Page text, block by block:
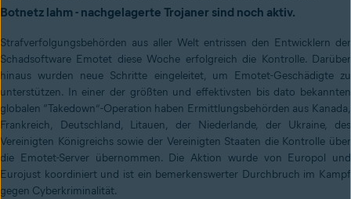
Botnetz lahm - nachgelagerte Trojaner sind noch aktiv.
Strafverfolgungsbehörden aus aller Welt entrissen den Entwicklern der
Schadsoftware Emotet diese Woche erfolgreich die Kontrolle. Darüber
hinaus wurden neue Schritte eingeleitet, um Emotet-Geschädigte zu
unterstützen. In einer der größten und effektivsten bis dato bekannten
globalen “Takedown”-Operation haben Ermittlungsbehörden aus Kanada,
Frankreich, Deutschland, Litauen, der Niederlande, der Ukraine, des
Vereinigten Königreichs sowie der Vereinigten Staaten die Kontrolle über
die Emotet-Server übernommen. Die Aktion wurde von Europol und
Eurojust koordiniert und ist ein bemerkenswerter Durchbruch im Kampf
gegen Cyberkriminalität.